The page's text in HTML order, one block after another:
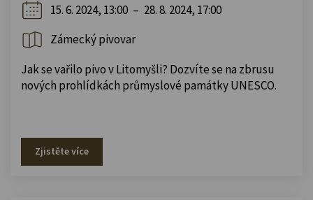
15. 6. 2024, 13:00 – 28. 8. 2024, 17:00
Zámecký pivovar
Jak se vařilo pivo v Litomyšli? Dozvíte se na zbrusu
nových prohlídkách průmyslové památky UNESCO.
Zjistěte více